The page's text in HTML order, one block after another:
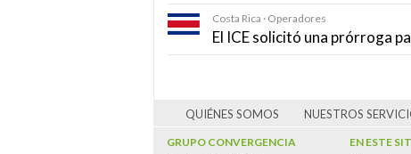
Costa Rica · Operadores
El ICE solicitó una prórroga
QUIÉNES SOMOS NUESTROS
GRUPO CONVERGENCIA
EN ESTE